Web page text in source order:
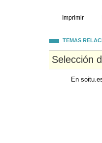
Imprimir
TEMAS
Selección
En